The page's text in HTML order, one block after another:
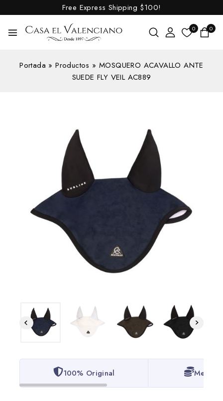
Free Express Shipping $100!
0 0
Portada »Productos » MOSQUERO ACAVALLO ANTE
SUEDE FLY VEIL AC889
100% Original Mejor